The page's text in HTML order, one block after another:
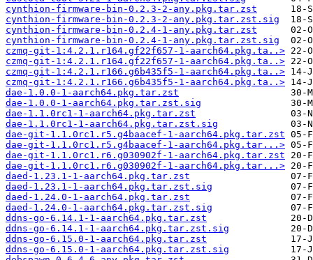
cynthion-firmware-bin-0.2.3-2-any.pkg.tar.zst
cynthion-firmware-bin-0.2.3-2-any.pkg.tar.zst.sig
cynthion-firmware-bin-0.2.4-1-any.pkg.tar.zst
cynthion-firmware-bin-0.2.4-1-any.pkg.tar.zst.sig
czmq-git-1:4.2.1.r164.gf22f657-1-aarch64.pkg.ta..>
czmq-git-1:4.2.1.r164.gf22f657-1-aarch64.pkg.ta..>
czmq-git-1:4.2.1.r166.g6b435f5-1-aarch64.pkg.ta..>
czmq-git-1:4.2.1.r166.g6b435f5-1-aarch64.pkg.ta..>
dae-1.0.0-1-aarch64.pkg.tar.zst
dae-1.0.0-1-aarch64.pkg.tar.zst.sig
dae-1.1.0rc1-1-aarch64.pkg.tar.zst
dae-1.1.0rc1-1-aarch64.pkg.tar.zst.sig
dae-git-1.1.0rc1.r5.g4baacef-1-aarch64.pkg.tar.zst
dae-git-1.1.0rc1.r5.g4baacef-1-aarch64.pkg.tar...>
dae-git-1.1.0rc1.r6.g030902f-1-aarch64.pkg.tar.zst
dae-git-1.1.0rc1.r6.g030902f-1-aarch64.pkg.tar...>
daed-1.23.1-1-aarch64.pkg.tar.zst
daed-1.23.1-1-aarch64.pkg.tar.zst.sig
daed-1.24.0-1-aarch64.pkg.tar.zst
daed-1.24.0-1-aarch64.pkg.tar.zst.sig
ddns-go-6.14.1-1-aarch64.pkg.tar.zst
ddns-go-6.14.1-1-aarch64.pkg.tar.zst.sig
ddns-go-6.15.0-1-aarch64.pkg.tar.zst
ddns-go-6.15.0-1-aarch64.pkg.tar.zst.sig